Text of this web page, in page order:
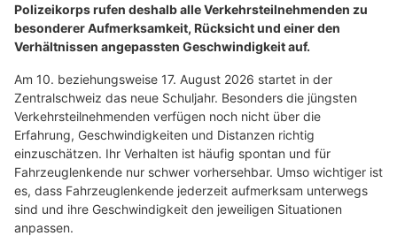
Polizeikorps rufen deshalb alle Verkehrsteilnehmenden zu
besonderer Aufmerksamkeit, Rücksicht und einer den
Verhältnissen angepassten Geschwindigkeit auf.
Am 10. beziehungsweise 17. August 2026 startet in der
Zentralschweiz das neue Schuljahr. Besonders die jüngsten
Verkehrsteilnehmenden verfügen noch nicht über die
Erfahrung, Geschwindigkeiten und Distanzen richtig
einzuschätzen. Ihr Verhalten ist häufig spontan und für
Fahrzeuglenkende nur schwer vorhersehbar. Umso wichtiger ist
es, dass Fahrzeuglenkende jederzeit aufmerksam unterwegs
sind und ihre Geschwindigkeit den jeweiligen Situationen
anpassen.